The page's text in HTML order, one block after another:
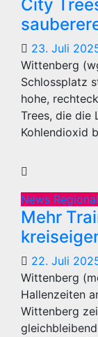
City
23. Juli
Wittenberg
Schlossplatz
hohe,
Trees, die die
Kohlendioxid
News Regional
Mehr
22. Juli
Wittenberg
Hallenzeiten
Wittenberg